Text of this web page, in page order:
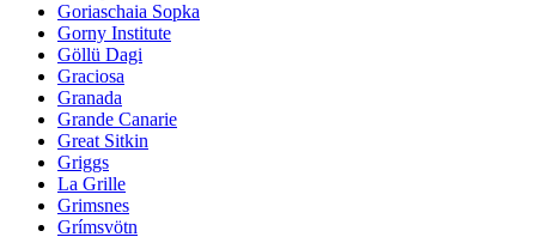
Goriaschaia Sopka
Gorny Institute
Göllü Dagi
Graciosa
Granada
Grande Canarie
Great Sitkin
Griggs
La Grille
Grimsnes
Grímsvötn